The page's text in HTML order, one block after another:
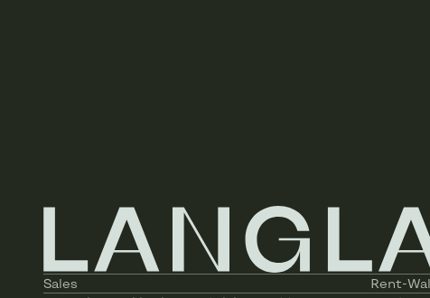
Elevator type
Type of cuisine
Sales Rent-